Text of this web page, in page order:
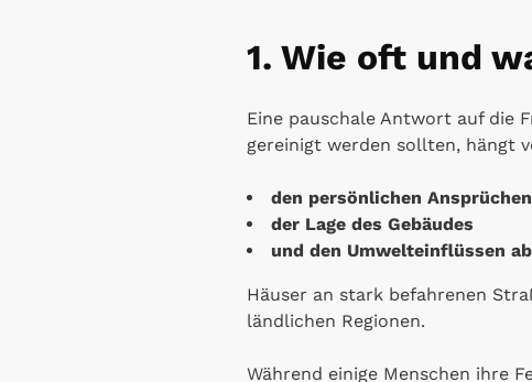
1. Wie oft und
Eine pauschale Antwort auf die
gereinigt werden sollten, hängt
den persönlichen
der Lage des Gebäudes
und den Umwelteinflüssen ab
Häuser an stark befahrenen
ländlichen Regionen.
Während einige Menschen ihre